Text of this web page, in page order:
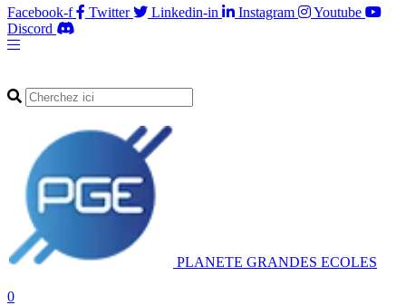
Facebook-f Twitter Linkedin-in Instagram
Youtube
Discord
PLANETE GRANDES ECOLES
0